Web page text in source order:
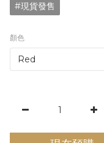
#現貨發售
顏色